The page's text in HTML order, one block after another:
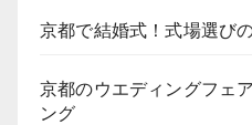
京都で結婚式！式場選び
京都のウエディングフェ
ング